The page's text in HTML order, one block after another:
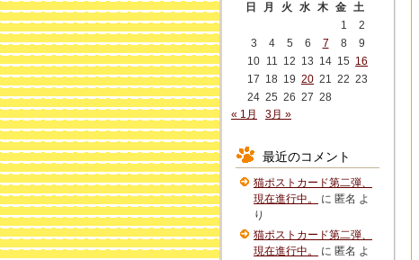
日
月 火 水 木 金 土
1
2
3
4 5 6 7 8
9
10 11 12 13 14 15 16
17 18 19 20 21 22 23
24 25 26 27 28
« 1月
3月 »
最近のコメント
猫ポストカード第二弾、
現在進行中。
に 匿名 よ
り
猫ポストカード第二弾、
現在進行中。
に 匿名 よ